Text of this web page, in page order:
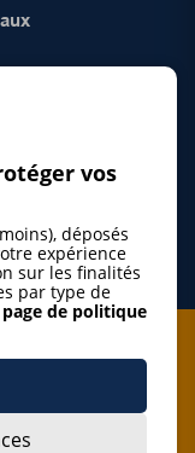
vos
déposés
expérience
sur les finalités
par type de
page de politique